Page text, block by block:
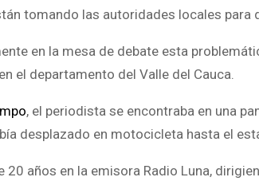
tomando las autoridades locales para
en la mesa de debate esta
el departamento del Valle del Cauca.
, el periodista se encontraba en una
desplazado en motocicleta hasta el
20 años en la emisora Radio Luna,